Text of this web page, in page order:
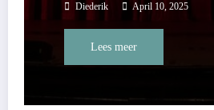
Diederik April 10, 2025
Lees meer